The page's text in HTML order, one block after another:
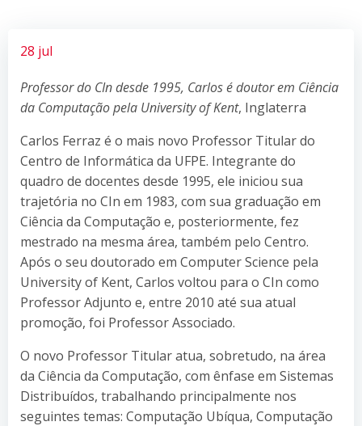
28 jul
Professor do CIn desde 1995, Carlos é doutor em Ciência
da Computação pela University of Kent, Inglaterra
Carlos Ferraz é o mais novo Professor Titular do
Centro de Informática da UFPE. Integrante do
quadro de docentes desde 1995, ele iniciou sua
trajetória no CIn em 1983, com sua graduação em
Ciência da Computação e, posteriormente, fez
mestrado na mesma área, também pelo Centro.
Após o seu doutorado em Computer Science pela
University of Kent, Carlos voltou para o CIn como
Professor Adjunto e, entre 2010 até sua atual
promoção, foi Professor Associado.
O novo Professor Titular atua, sobretudo, na área
da Ciência da Computação, com ênfase em Sistemas
Distribuídos, trabalhando principalmente nos
seguintes temas: Computação Ubíqua, Computação